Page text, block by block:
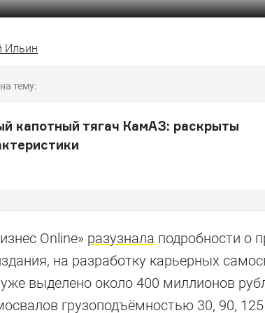
Ильин
тему:
капотный тягач КамАЗ: раскрыты
Online» разузнала подробности о
на разработку карьерных
выделено около 400 миллионов
грузоподъёмностью 30, 90,